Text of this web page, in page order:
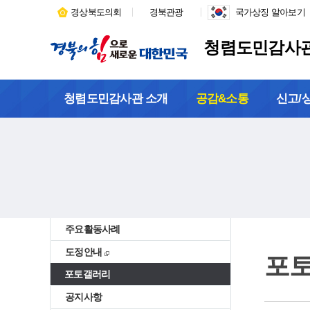
청렴도민감사
경상북도의회 경북관광 국가상징 알아보기
청렴도민감사관 소개 공감&소통 신고/
주요활동사례
도정안내
포토갤러리
공지사항
포